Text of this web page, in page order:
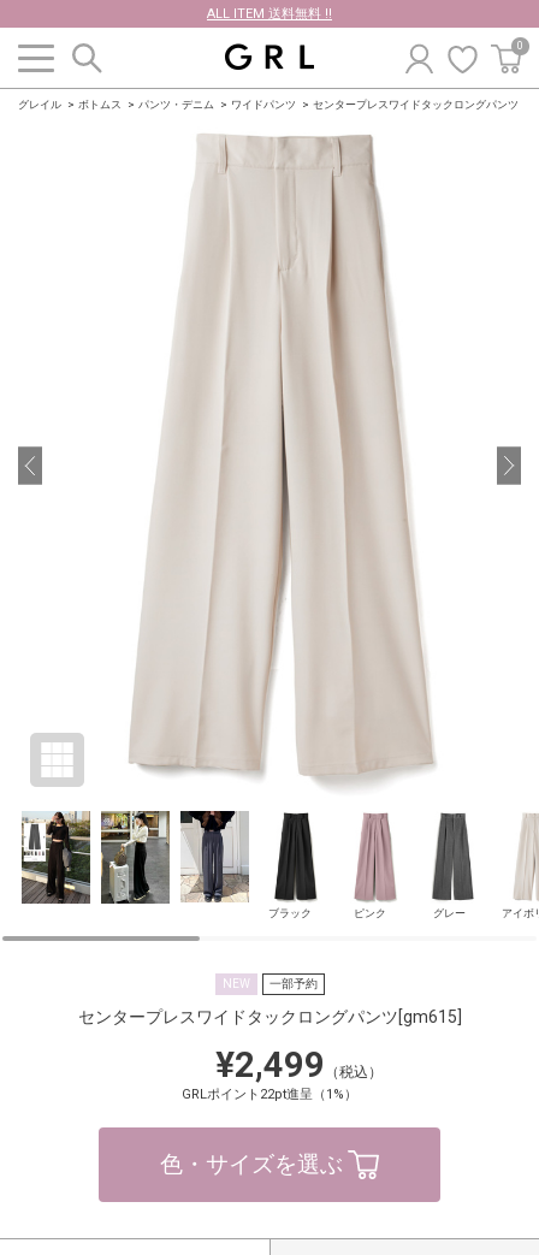
ALL ITEM 送料無料 !!
0
グレイル ボトムス パンツ・デニム ワイドパンツ センタープレスワイドタックロングパンツ
ブラック ピンク グレー アイボ
NEW 一部予約
センタープレスワイドタックロングパンツ[gm615]
¥2,499 （税込）
GRLポイント22pt進呈（1%）
色・サイズを選ぶ